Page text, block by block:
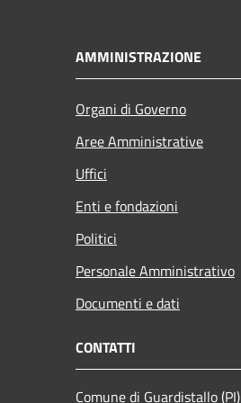
AMMINISTRAZIONE
Organi di Governo
Aree Amministrative
Uffici
Enti e fondazioni
Politici
Personale Amministrativo
Documenti e dati
CONTATTI
Comune di Guardistallo (PI)